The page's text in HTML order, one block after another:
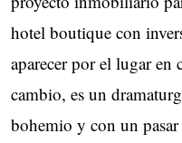
hotel boutique con
aparecer por el lugar
cambio, es un
bohemio y con un